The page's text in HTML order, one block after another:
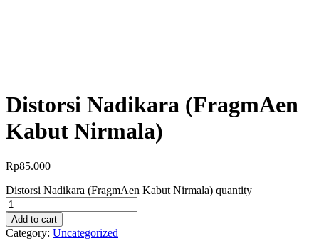
Distorsi Nadikara (FragmAen
Kabut Nirmala)
Rp85.000
Distorsi Nadikara (FragmAen Kabut Nirmala) quantity
Add to cart
Category: Uncategorized